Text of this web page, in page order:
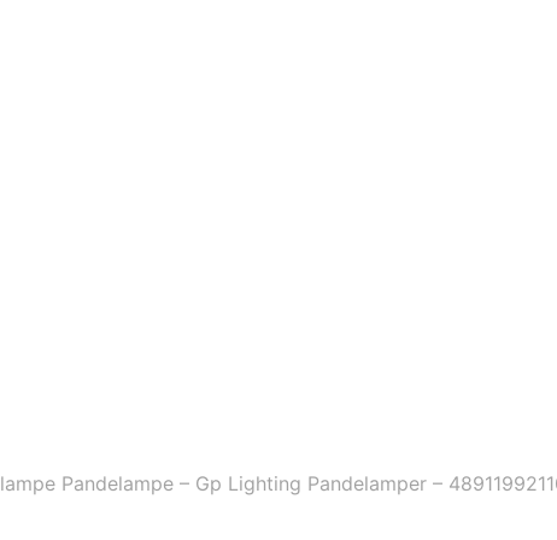
Pandelampe – Gp Lighting Pandelamper –